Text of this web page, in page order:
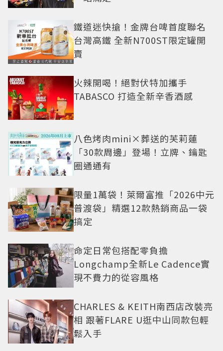
鐵道迷快搶！金牌台啤首度聯名
台灣高鐵 全新N700ST限定罐開
賣
火辣開喝！絕對伏特加攜手
TABASCO 打造全新辛香酒感
八色烤肉mini×葬送的芙莉蓮
「30款周邊」登場！立牌、鑰匙
圈通通有
限量1萬袋！萊爾富推「2026中元
普渡袋」精選12款熱銷商品一袋
搞定
命定日常包搭配零負擔
Longchamp全新Le Cadence實
現不費力的從容風格
CHARLES & KEITH南西店改裝亮
相 跟著FLARE U逛中山同款包輕
鬆入手